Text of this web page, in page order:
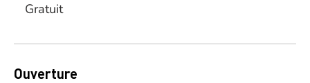
Gratuit
Ouverture